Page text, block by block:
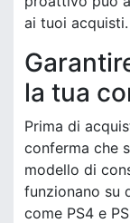
ai tuoi acquisti.
la tua
Prima di
conferma che
modello di
funzionano su
come PS4 e